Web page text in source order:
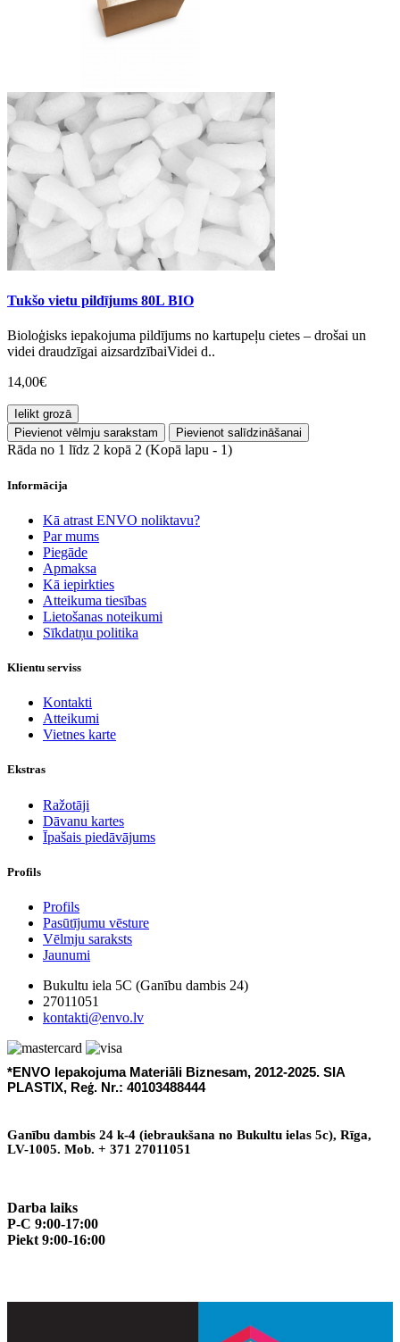
Tukšo vietu pildījums 80L BIO
Bioloģisks iepakojuma pildījums no kartupeļu cietes – drošai un
videi draudzīgai aizsardzībaiVidei d..
14,00€
Ielikt grozā
Pievienot vēlmju sarakstam
Pievienot salīdzināšanai
Rāda no 1 līdz 2 kopā 2 (Kopā lapu - 1)
Informācija
Kā atrast ENVO noliktavu?
Par mums
Piegāde
Apmaksa
Kā iepirkties
Atteikuma tiesības
Lietošanas noteikumi
Sīkdatņu politika
Klientu serviss
Kontakti
Atteikumi
Vietnes karte
Ekstras
Ražotāji
Dāvanu kartes
Īpašais piedāvājums
Profils
Profils
Pasūtījumu vēsture
Vēlmju saraksts
Jaunumi
Bukultu iela 5C (Ganību dambis 24)
27011051
kontakti@envo.lv
*ENVO Iepakojuma Materiā li Biznesam, 2012-2025. SIA
PLASTIX, Reģ. Nr.: 40103488444
Ganību dambis 24 k-4 (iebraukšana no Bukultu ielas 5c), Rīga,
LV-1005. Mob. + 371 27011051
Darba laiks
P-C 9:00-17:00
Piekt 9:00-16:00